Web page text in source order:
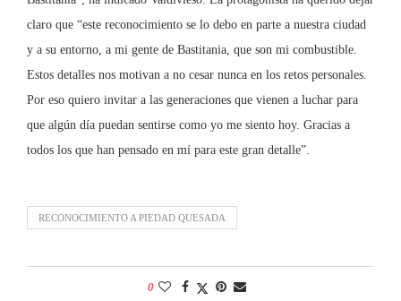
claro que “este reconocimiento se lo debo en parte a nuestra ciudad
y a su entorno, a mi gente de Bastitania, que son mi combustible.
Estos detalles nos motivan a no cesar nunca en los retos personales.
Por eso quiero invitar a las generaciones que vienen a luchar para
que algún día puedan sentirse como yo me siento hoy. Gracias a
todos los que han pensado en mí para este gran detalle”.
RECONOCIMIENTO A PIEDAD QUESADA
0